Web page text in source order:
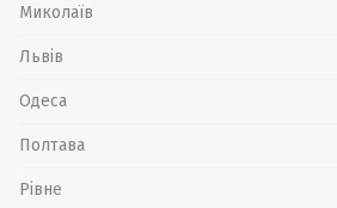
Миколаїв
Львів
Одеса
Полтава
Рівне